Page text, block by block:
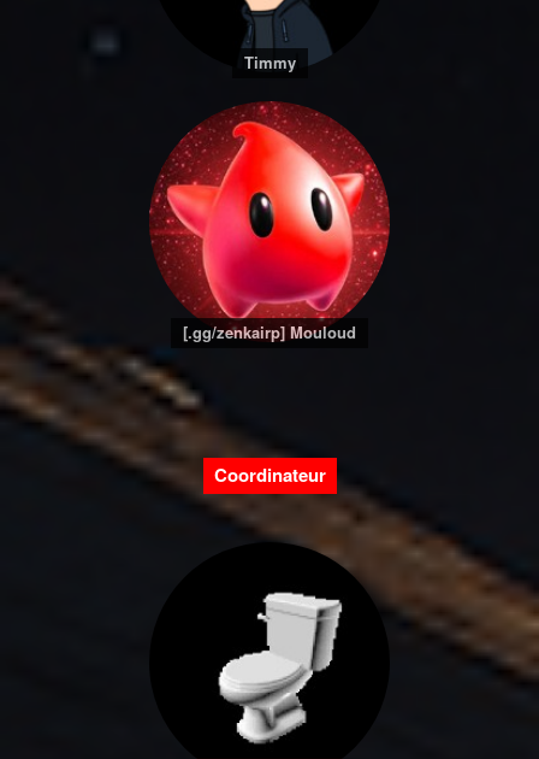
Timmy
[.gg/zenkairp] Mouloud
Coordinateur